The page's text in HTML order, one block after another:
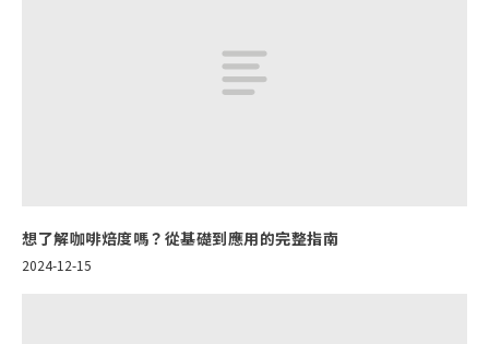
想了解咖啡焙度嗎？從基礎到應用的完整指南
2024-12-15